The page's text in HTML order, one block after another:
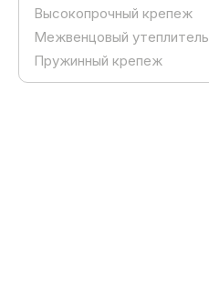
Высокопрочный крепеж
Межвенцовый утеплитель
Пружинный крепеж